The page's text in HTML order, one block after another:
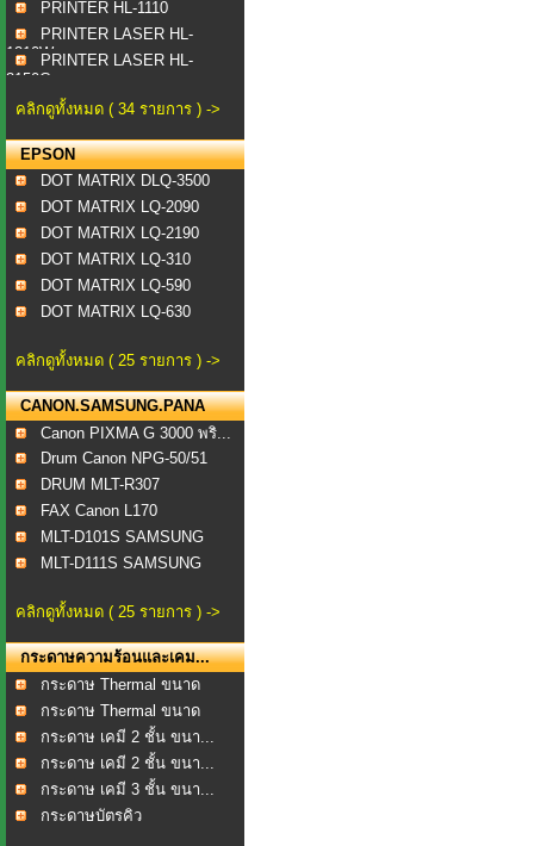
PRINTER HL-1110
PRINTER LASER HL-
1210WPRINTER LASER HL-
3150C...
คลิกดูทั้งหมด ( 34 รายการ ) ->
EPSON
DOT MATRIX DLQ-3500
DOT MATRIX LQ-2090
DOT MATRIX LQ-2190
DOT MATRIX LQ-310
DOT MATRIX LQ-590
DOT MATRIX LQ-630
คลิกดูทั้งหมด ( 25 รายการ ) ->
CANON.SAMSUNG.PANA
Canon PIXMA G 3000 พริ...
Drum Canon NPG-50/51
DRUM MLT-R307
FAX Canon L170
MLT-D101S SAMSUNG
MLT-D111S SAMSUNG
คลิกดูทั้งหมด ( 25 รายการ ) ->
กระดาษความร้อนและเคม...
กระดาษ Thermal ขนาด
57...
กระดาษ Thermal ขนาด
80...
กระดาษ เคมี 2 ชั้น ขนา...
กระดาษ เคมี 2 ชั้น ขนา...
กระดาษ เคมี 3 ชั้น ขนา...
กระดาษบัตรคิว